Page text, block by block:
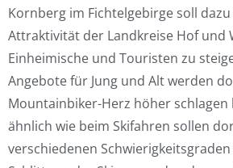
Kornberg im Fichtelgebirge soll
Attraktivität der Landkreise Hof und
Einheimische und Touristen zu
Angebote für Jung und Alt werden
Mountainbiker-Herz höher schlagen
ähnlich wie beim Skifahren sollen
verschiedenen